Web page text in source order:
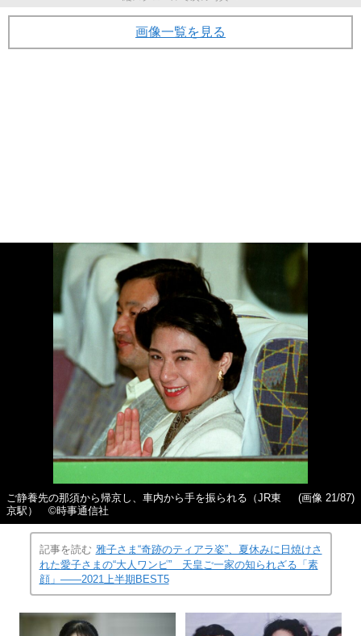
画像一覧を見る
ご静養先の那須から帰京し、車内から手を振られる（JR東
京駅） ©時事通信社
(画像 21/87)
記事を読む 雅子さま“奇跡のティアラ姿”、夏休みに日焼けさ
れた愛子さまの“大人ワンピ” 天皇ご一家の知られざる「素
顔」――2021上半期BEST5